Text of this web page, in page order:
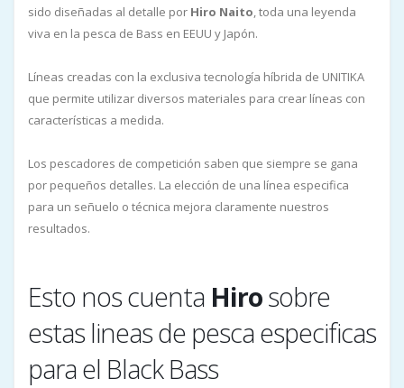
sido diseñadas al detalle por Hiro Naito, toda una leyenda
viva en la pesca de Bass en EEUU y Japón.
Líneas creadas con la exclusiva tecnología híbrida de UNITIKA
que permite utilizar diversos materiales para crear líneas con
características a medida.
Los pescadores de competición saben que siempre se gana
por pequeños detalles. La elección de una línea especifica
para un señuelo o técnica mejora claramente nuestros
resultados.
Esto nos cuenta Hirosobre
estas lineas de pesca especificas
para el Black Bass